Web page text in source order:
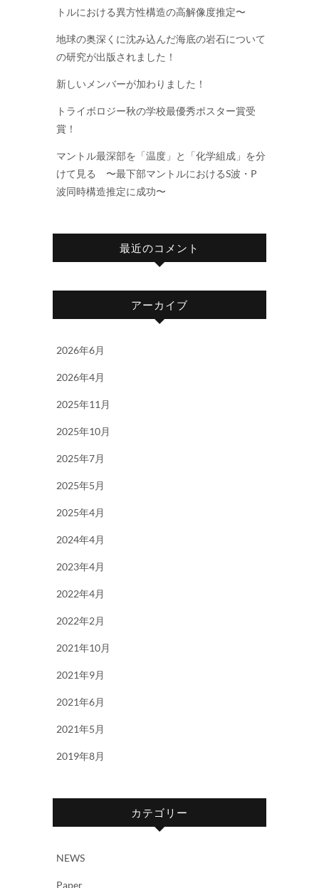
トルにおける異方性構造の高解像度推定〜
地球の奥深くに沈み込んだ海底の岩石について
の研究が出版されました！
新しいメンバーが加わりました！
トライボロジー秋の学校最優秀ポスター賞受
賞！
マントル最深部を「温度」と「化学組成」を分
けて見る 〜最下部マントルにおけるS波・P
波同時構造推定に成功〜
最近のコメント
アーカイブ
2026年6月
2026年4月
2025年11月
2025年10月
2025年7月
2025年5月
2025年4月
2024年4月
2023年4月
2022年4月
2022年2月
2021年10月
2021年9月
2021年6月
2021年5月
2019年8月
カテゴリー
NEWS
Paper